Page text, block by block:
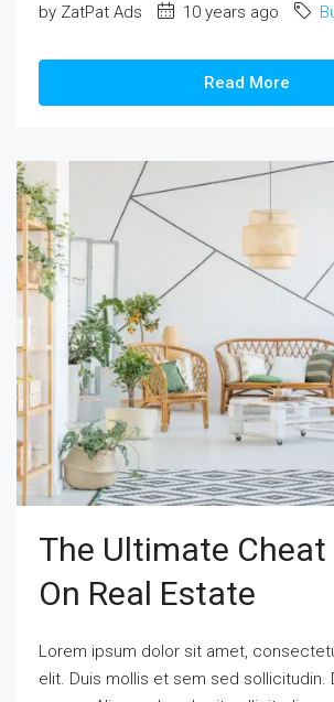
by ZatPat Ads 10 years ago
Read More
The Ultimate Cheat
On Real Estate
Lorem ipsum dolor sit amet,
elit. Duis mollis et sem sed sollicitudin.